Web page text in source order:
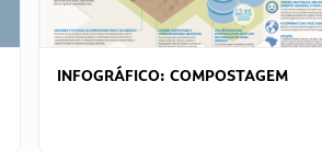
INFOGRÁFICO: COMPOSTAGEM